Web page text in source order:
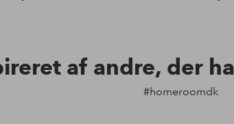
af andre, der
#homeroomdk